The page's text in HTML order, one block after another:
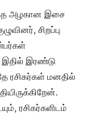
அழகான இசை
சிறப்பு
இரண்டு
ரசிகர்கள் மனதில்
ரசிகர்களிடம்